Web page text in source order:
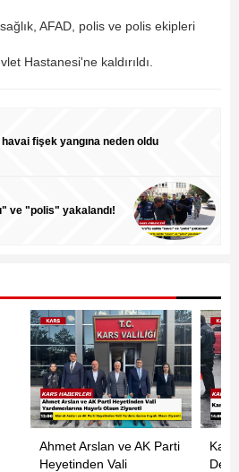
AFAD, polis ve polis ekipleri
Hastanesi'ne kaldırıldı.
fişek yangına neden oldu
ve "polis" yakalandı!
Ahmet Arslan ve AK Parti
Heyetinden Vali